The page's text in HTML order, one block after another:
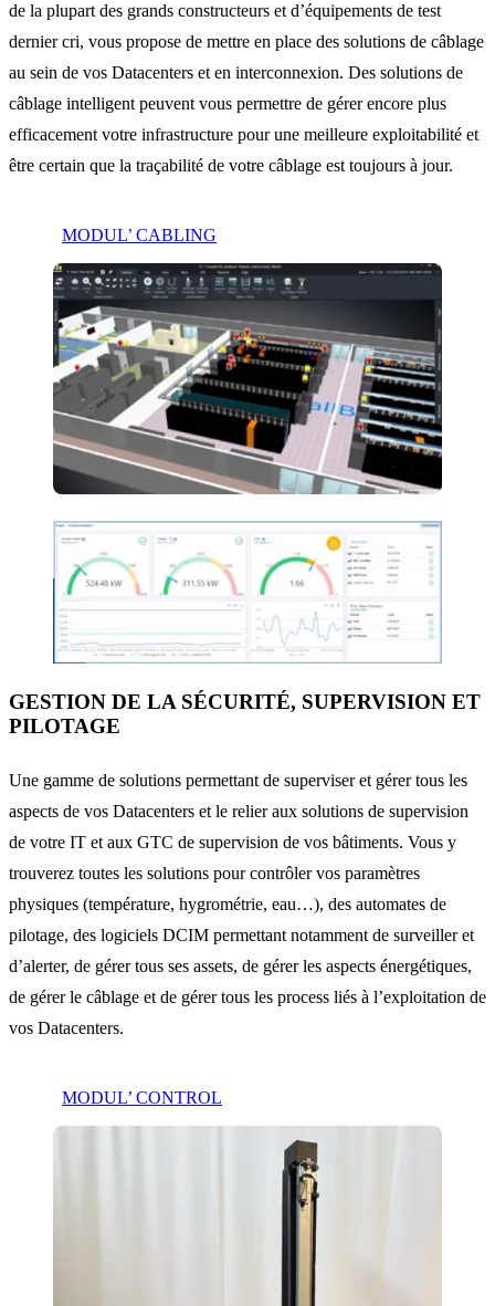
de la plupart des grands constructeurs et d’équipements de test
dernier cri, vous propose de mettre en place des solutions de câblage
au sein de vos Datacenters et en interconnexion. Des solutions de
câblage intelligent peuvent vous permettre de gérer encore plus
efficacement votre infrastructure pour une meilleure exploitabilité et
être certain que la traçabilité de votre câblage est toujours à jour.
MODUL’ CABLING
GESTION DE LA SÉCURITÉ, SUPERVISION ET
PILOTAGE
Une gamme de solutions permettant de superviser et gérer tous les
aspects de vos Datacenters et le relier aux solutions de supervision
de votre IT et aux GTC de supervision de vos bâtiments. Vous y
trouverez toutes les solutions pour contrôler vos paramètres
physiques (température, hygrométrie, eau…), des automates de
pilotage, des logiciels DCIM permettant notamment de surveiller et
d’alerter, de gérer tous ses assets, de gérer les aspects énergétiques,
de gérer le câblage et de gérer tous les process liés à l’exploitation de
vos Datacenters.
MODUL’ CONTROL